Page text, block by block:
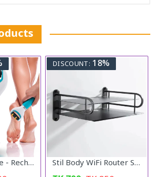
Pedicure Device - Rechargeable Callus Remover
DISCOUNT: 18%
Stil Body WiFi Router Stand- 2ly wall hanging